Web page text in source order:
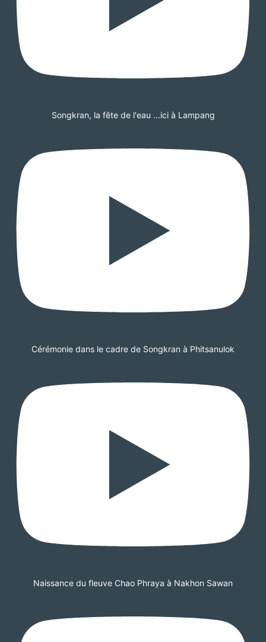
Songkran, la fête de l'eau ...ici à Lampang
Cérémonie dans le cadre de Songkran à Phitsanulok
Naissance du fleuve Chao Phraya à Nakhon Sawan